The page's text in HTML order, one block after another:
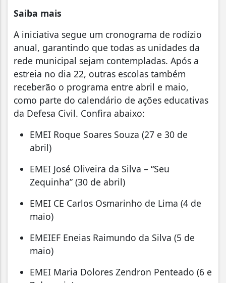
Saiba mais
A iniciativa segue um cronograma de rodízio
anual, garantindo que todas as unidades da
rede municipal sejam contempladas. Após a
estreia no dia 22, outras escolas também
receberão o programa entre abril e maio,
como parte do calendário de ações educativas
da Defesa Civil. Confira abaixo:
EMEI Roque Soares Souza (27 e 30 de
abril)
EMEI José Oliveira da Silva – “Seu
Zequinha” (30 de abril)
EMEI CE Carlos Osmarinho de Lima (4 de
maio)
EMEIEF Eneias Raimundo da Silva (5 de
maio)
EMEI Maria Dolores Zendron Penteado (6 e